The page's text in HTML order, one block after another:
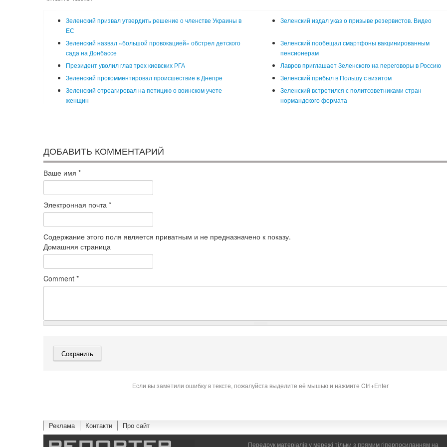
Зеленский призвал утвердить решение о членстве Украины в
ЕС
Зеленский издал указ о призыве резервистов. Видео
Зеленский назвал «большой провокацией» обстрел детского
сада на Донбассе
Зеленский пообещал смартфоны вакцинированным
пенсионерам
Президент уволил глав трех киевских РГА
Лавров приглашает Зеленского на переговоры в Россию
Зеленский прокомментировал происшествие в Днепре
Зеленский прибыл в Польшу с визитом
Зеленский отреагировал на петицию о воинском учете
женщин
Зеленский встретился с политсоветниками стран
нормандского формата
ДОБАВИТЬ КОММЕНТАРИЙ
Ваше имя *
Электронная почта *
Содержание этого поля является приватным и не предназначено к показу.
Домашняя страница
Comment *
Если вы заметили ошибку в тексте, пожалуйста выделите её мышью и нажмите Ctrl+Enter
Реклама Контакти Про сайт
Передрук матеріалів у мережі тільки з прямим гіперпосиланням на